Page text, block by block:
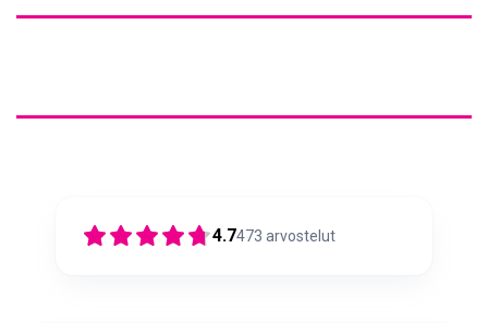
4.7473 arvostelut